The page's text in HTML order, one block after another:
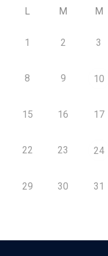
L M M
1 2 3
8 9 10
15 16 17
22 23 24
29 30 31